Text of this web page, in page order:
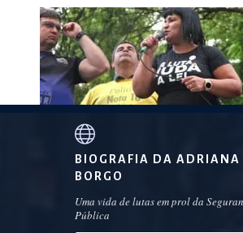
BIOGRAFIA DA ADRIANA
BORGO
Uma vida de lutas em prol da
Pública